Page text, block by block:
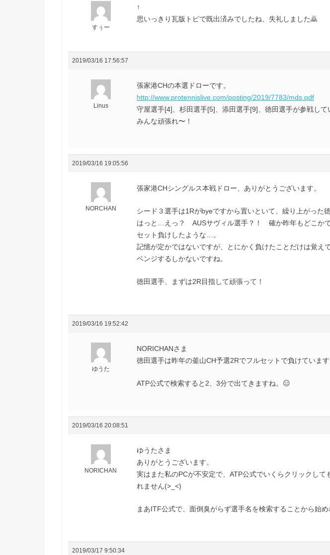
すぅー
↑
思いっきり瓦版トピで既出済みでしたね、失礼しました🙇
2019/03/16 17:56:57
Linus
張家港CHの本選ドローです。
http://www.protennislive.com/posting/2019/7783/mds.pdf
守屋選手[4]、杉田選手[5]、添田選手[9]、徳田選手が参戦して
みんな頑張れ〜！
2019/03/16 19:05:56
NORCHAN
張家港CHシングルス本戦ドロー、ありがとうございます。
シード３選手は1Rがbyeですから置いといて、繰り上がった
はっと…えっ？ AUSサヴィル選手？！ 確か昨年もどこか
セット負けしたような…。
記憶が定かではないですが、とにかく負けたことだけは覚え
ベンジするしかないですね。
徳田選手、まずは2R目指して頑張って！
2019/03/16 19:52:42
ゆうた
NORICHANさま
徳田選手は昨年の釜山CH予選2Rでフルセットで負けています
ATP公式で検索すると2、3分で出てきますね。😑
2019/03/16 20:08:51
NORICHAN
ゆうたさま
ありがとうございます。
実はまた私のPCが不安定で、ATP公式でいくらクリックして
れません(>_<)
まあITF公式で、面倒臭がらず選手名を検索することから始め
2019/03/17 9:50:34